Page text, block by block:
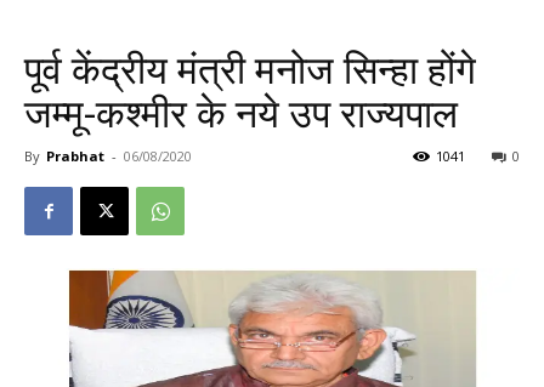
पूर्व केंद्रीय मंत्री मनोज सिन्हा होंगे
जम्मू-कश्मीर के नये उप राज्यपाल
By Prabhat - 06/08/2020 0
1041